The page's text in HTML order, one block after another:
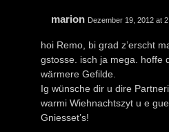
marion Dezember 19, 2012 at
hoi Remo, bi grad z’erscht
gstosse. isch ja mega. hoffe
wärmere Gefilde.
Ig wünsche dir u dire
warmi Wiehnachtszyt u e
Gniesset’s!